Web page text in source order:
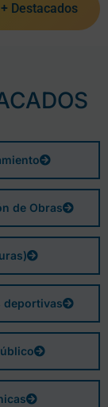
+ Destacados
de Obras
deportivas